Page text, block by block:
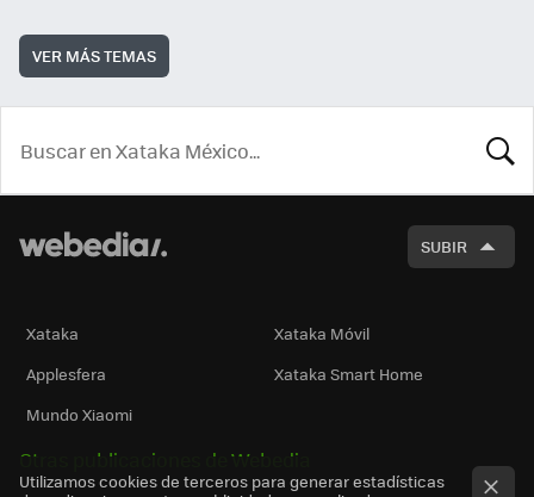
VER MÁS TEMAS
SUBIR
Xataka
Xataka Móvil
Applesfera
Xataka Smart Home
Mundo Xiaomi
Otras publicaciones de Webedia
Utilizamos cookies de terceros para generar estadísticas